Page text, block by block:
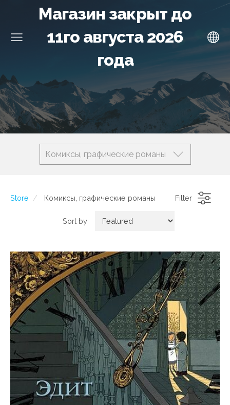
Магазин закрыт до
11го августа 2026
года
Комиксы, графические романы
Store Комиксы, графические романы Filter
Sort by